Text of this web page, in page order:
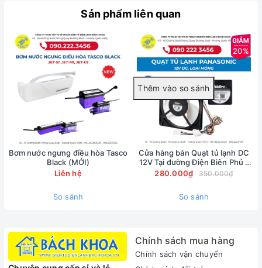
Trong quá trình nạp ga hoặc thu hồi ga điều hòa
dòng Inverter thế hệ mới (sử dụng môi chất lạnh
R410A và R32 có áp suất cực cao), hiện tượng phụt
ga lỏng gây bỏng lạnh ngón tay ở đầu ti sạc là tai
nạn thường xuyên xảy ra với anh em thợ. Để loại
bỏ hoàn toàn rủi ro này,
VẬT TƯ ĐIỆN LẠNH BÁCH
KHOAphân phối chính thức dòng sản phẩm Dây
nạp gas kèm van chống bỏng Tasco TCV140M
chính hãng. Với thiết kế bọc cao su chịu tải đen
nhám thuộc hệ sinh thái cao cấp Tasco Black, đây
là giải pháp bảo hộ và thi công an toàn chuẩn
Sản phẩm liên quan
Bơm nước ngưng điều hòa Tasco
Black (MỚI)
Liên hệ
So sánh
20%
Cửa hàng bán Quạt tủ lạnh DC
12V Tại đường Điện Biên Phủ -
0902223456
280.000₫ 350.000₫
So sánh
Chính sách mua hàng
Chính sách vận chuyển